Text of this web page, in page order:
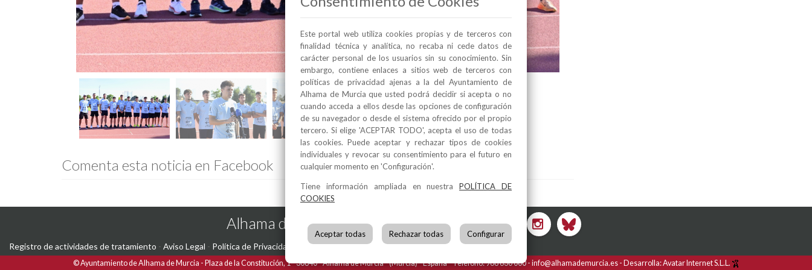
Comenta esta noticia en Facebook
Alhama de Murcia en las Redes
Registro de actividades de tratamiento - Aviso Legal - Política de Privacidad Política de Cookies
©Ayuntamiento de Alhama de Murcia Plaza de la Constitución, 1 30840 Alhama de Murcia (Murcia) España Teléfono:968 630 000 info@alhamademurcia.es Desarrolla:Avatar Internet S.L.L.
Este portal web utiliza cookies propias y de terceros con
finalidad técnica y analítica, no recaba ni cede datos de
carácter personal de los usuarios sin su conocimiento. Sin
embargo, contiene enlaces a sitios web de terceros con
políticas de privacidad ajenas a la del Ayuntamiento de
Alhama de Murcia que usted podrá decidir si acepta o no
cuando acceda a ellos desde las opciones de configuración
de su navegador o desde el sistema ofrecido por el propio
tercero. Si elige 'ACEPTAR TODO', acepta el uso de todas
las cookies. Puede aceptar y rechazar tipos de cookies
individuales y revocar su consentimiento para el futuro en
cualquier momento en 'Configuración'.
Tiene información ampliada en nuestraPOLÍTICA DE
COOKIES
Aceptar todas Rechazar todas Configurar